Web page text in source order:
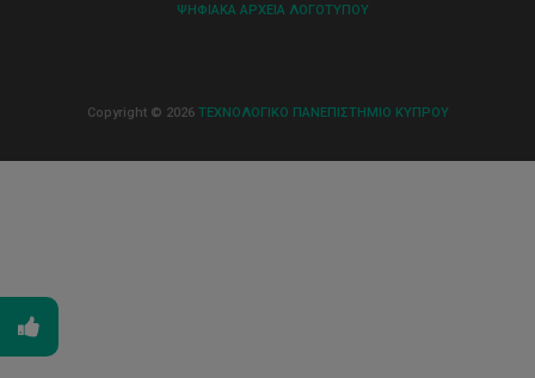
ΨΗΦΙΑΚΆ ΑΡΧΕΊΑ ΛΟΓΌΤΥΠΟΥ
Copyright © 2026 ΤΕΧΝΟΛΟΓΙΚΟ ΠΑΝΕΠΙΣΤΗΜΙΟ ΚΥΠΡΟΥ